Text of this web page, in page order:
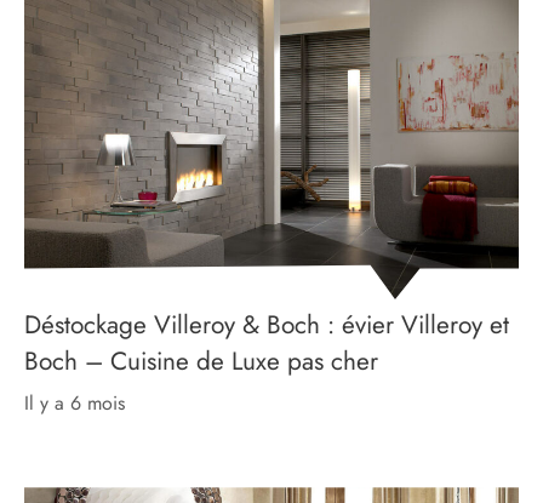
Déstockage Villeroy & Boch : évier Villeroy et
Boch – Cuisine de Luxe pas cher
il y a 6 mois